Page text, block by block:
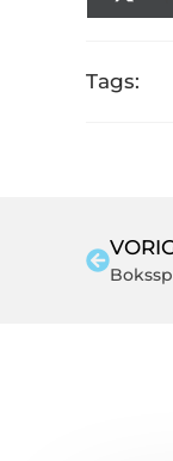
Tags: